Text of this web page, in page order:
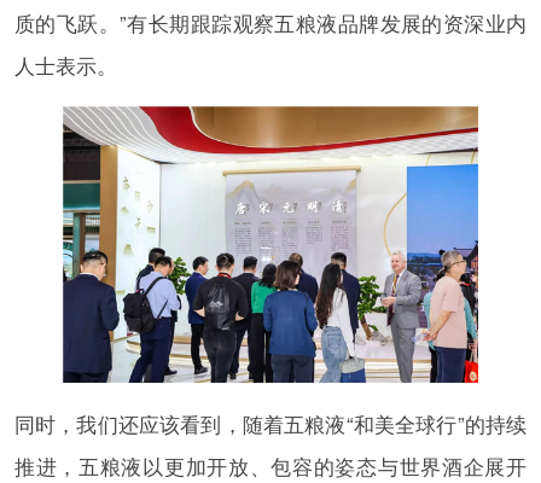
质的飞跃。”有长期跟踪观察五粮液品牌发展的资深业内
人士表示。
同时，我们还应该看到，随着五粮液“和美全球行”的持续
推进，五粮液以更加开放、包容的姿态与世界酒企展开